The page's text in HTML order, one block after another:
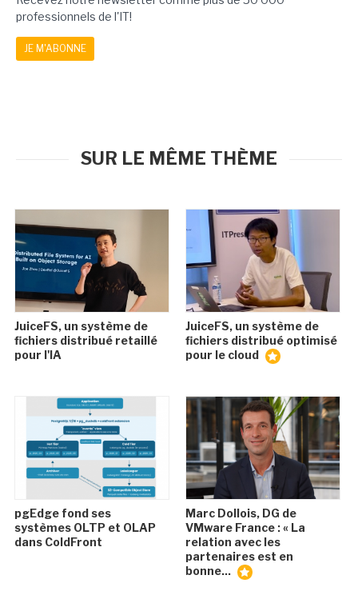
professionnels de l'IT!
JE M'ABONNE
SUR LE MÊME THÈME
JuiceFS, un système de
fichiers distribué retaillé
pour l'IA
JuiceFS, un système de
fichiers distribué optimisé
pour le cloud
pgEdge fond ses
systèmes OLTP et OLAP
dans ColdFront
Marc Dollois, DG de
VMware France : « La
relation avec les
partenaires est en
bonne...